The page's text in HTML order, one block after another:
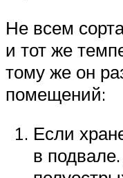
Не всем
и тот же
тому же он
помещений:
Если
в